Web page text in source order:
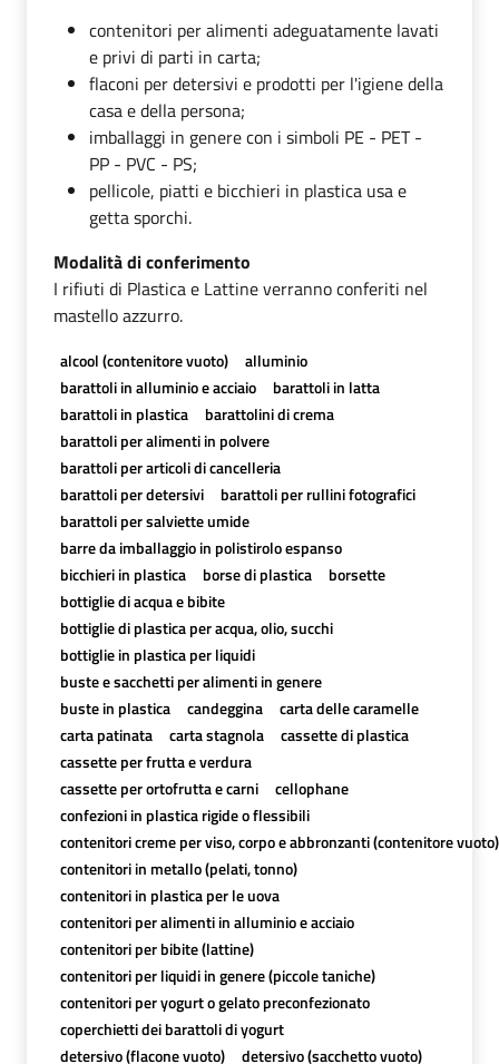
contenitori per alimenti adeguatamente lavati
e privi di parti in carta;
flaconi per detersivi e prodotti per l'igiene della
casa e della persona;
imballaggi in genere con i simboli PE - PET -
PP - PVC - PS;
pellicole, piatti e bicchieri in plastica usa e
getta sporchi.
Modalità di conferimento
I rifiuti di Plastica e Lattine verranno conferiti nel
mastello azzurro.
alcool (contenitore vuoto)
alluminio
barattoli in alluminio e acciaio
barattoli in latta
barattoli in plastica
barattolini di crema
barattoli per alimenti in polvere
barattoli per articoli di cancelleria
barattoli per detersivi
barattoli per rullini fotografici
barattoli per salviette umide
barre da imballaggio in polistirolo espanso
bicchieri in plastica
borse di plastica
borsette
bottiglie di acqua e bibite
bottiglie di plastica per acqua, olio, succhi
bottiglie in plastica per liquidi
buste e sacchetti per alimenti in genere
buste in plastica
candeggina
carta delle caramelle
carta patinata
carta stagnola
cassette di plastica
cassette per frutta e verdura
cassette per ortofrutta e carni
cellophane
confezioni in plastica rigide o flessibili
contenitori creme per viso, corpo e abbronzanti (contenitore vuoto)
contenitori in metallo (pelati, tonno)
contenitori in plastica per le uova
contenitori per alimenti in alluminio e acciaio
contenitori per bibite (lattine)
contenitori per liquidi in genere (piccole taniche)
contenitori per yogurt o gelato preconfezionato
coperchietti dei barattoli di yogurt
detersivo (flacone vuoto)
detersivo (sacchetto vuoto)